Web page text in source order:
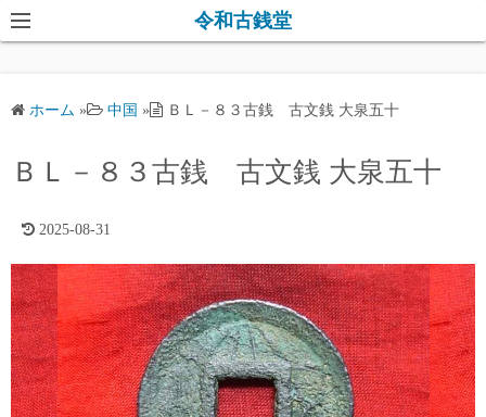
コ
ン
プ
令和古銭堂
ホーム » 中国 » ＢＬ－８３古銭 古文銭 大泉五十
ＢＬ－８３古銭 古文銭 大泉五十
2025-08-31